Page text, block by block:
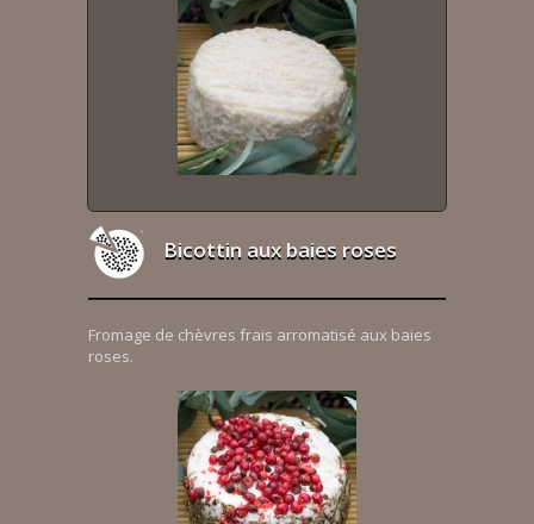
Bicottin aux baies roses
Fromage de chèvres frais arromatisé aux baies
roses.